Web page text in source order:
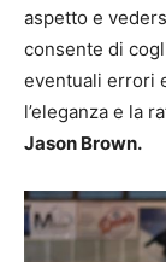
aspetto e
consente di
eventuali errori
l’eleganza e la
Jason Brown.